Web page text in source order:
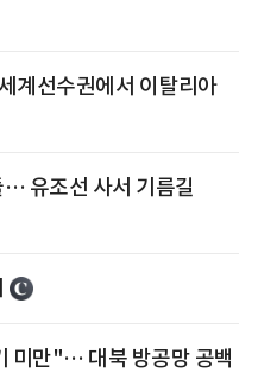
계선수권에서 이탈리아
… 유조선 사서 기름길
미만"… 대북 방공망 공백